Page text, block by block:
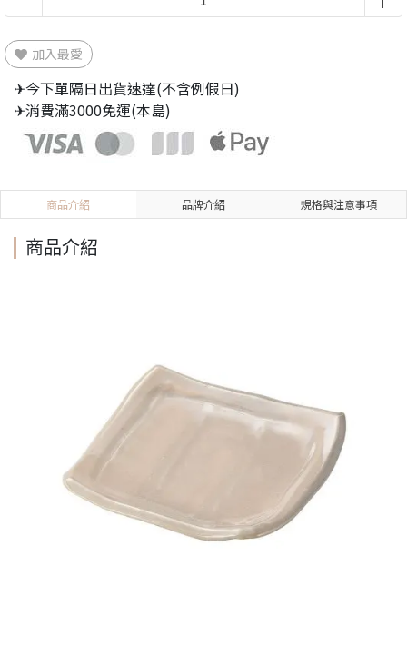
加入最愛
✈今下單隔日出貨速達(不含例假日)
✈消費滿3000免運(本島)
商品介紹 品牌介紹 規格與注意事項
商品介紹